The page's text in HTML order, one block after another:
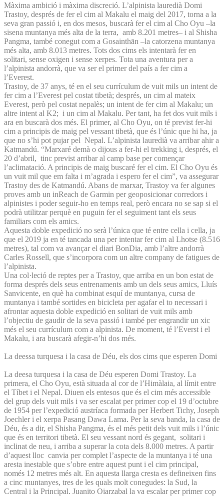
Màxima ambició i màxima discreció. L’alpinista lauredià Domi
Trastoy, després de fer el cim al Makalu el maig del 2017, torna a la
seva gran passió i, en dos mesos, buscarà fer el cim al Cho Oyu –la
sisena muntanya més alta de la terra, amb 8.201 metres– i al Shisha
Pangma, també conegut com a Gosainthān –la catorzena muntanya
més alta, amb 8.013 metres. Tots dos cims els intentarà fer en
solitari, sense oxigen i sense xerpes. Tota una aventura per a
l’alpinista andorrà, que va ser el primer del país a fer cim a
l’Everest.
Trastoy, de 37 anys, té en el seu currículum de vuit mils un intent de
fer cim a l’Everest pel costat tibetà; després, un cim al mateix
Everest, però pel costat nepalès; un intent de fer cim al Makalu; un
altre intent al K2; i un cim al Makalu. Per tant, ha fet dos vuit mils i
ara en buscarà dos més. El primer, al Cho Oyu, on té previst fer-hi
cim a principis de maig pel vessant tibetà, que és l’únic que hi ha, ja
que no s’hi pot pujar pel Nepal. L’alpinista lauredià va arribar ahir a
Katmandú. “Marxaré demà o dijous a fer-hi el trekking i, després, el
20 d’abril, tinc previst arribar al camp base per començar
l’aclimatació. A principis de maig buscaré fer el cim. El Cho Oyu és
un vuit mil que em falta i m’agrada i espero fer el cim”, va assegurar
Trastoy des de Katmandú. Abans de marxar, Trastoy va fer algunes
proves amb un inReach de Garmin per geoposicionar corredors i
alpinistes i poder seguir-ho en temps real, però encara no se sap si el
podrà utilitzar perquè en puguin fer el seguiment tant els seus
familiars com els amics.
Aquesta doble expedició no serà l’única que té entre cella i cella, ja
que el 2019 ja en té tancada una per intentar fer cim al Lhotse (8.516
metres), tal com va avançar el diari BonDia, amb l’altre andorrà
Carles Rossell, que s’incorpora com un altre company de fatigues de
l’alpinista.
Una col·leció de reptes per a Trastoy, que arriba en un bon estat de
forma després dels seus entrenaments amb un dels seus amics, Lluís
Sanvicente, en què ha combinat esquí de muntanya, cursa de
muntanya i també sortides en bicicleta per agafar el to necessari i
afrontar aquesta doble expedició en solitari de vuit mils amb
l’objectiu de gaudir de la seva passió i també per engrandir un xic
més el seu currículum com a alpinista. De moment, té l’Everst i el
Makalu, i ara buscarà afegir-n’hi dos més.
La deessa turquesa i la casa de Déu, els dos cims que esperen Domi
La deesa turquesa i la casa de Déu esperen Domi Trastoy. La
primera, el Cho Oyu, està situada al cor de l’Himàlaia, al límit entre
el Tíbet i el Nepal. Diuen els entesos que és el cim més accessible
del grup dels vuit mils i va ser escalat per primer cop el 19 d’octubre
de 1954 per l’expedició austríaca formada per Herbert Tichy, Joseph
Joechler i el xerpa Pasang Dawa Lama. Per la seva banda, la casa de
Déu, és a dir, el Shisha Pangma, és el més petit dels vuit mils i l’únic
que és en territori tibetà. El seu vessant nord és gegant, solitari i
inclinat de neu, i arriba a superar la cota dels 8.000 metres. A partir
d’aquest lloc canvia per complet l’aspecte de la muntanya i té una
aresta inestable que s’obre entre aquest punt i el cim principal,
només 12 metres més alt. En aquesta llarga cresta es defineixen fins
a cinc muntanyes, tres de les quals molt conegudes: la Sud, la
Central i la Principal. Juanito Oiarzabal la va escalar per primer cop